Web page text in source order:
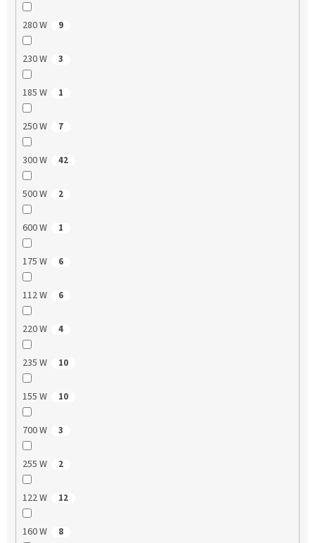
280 W 9
230 W 3
185 W 1
250 W 7
300 W 42
500 W 2
600 W 1
175 W 6
112 W 6
220 W 4
235 W 10
155 W 10
700 W 3
255 W 2
122 W 12
160 W 8